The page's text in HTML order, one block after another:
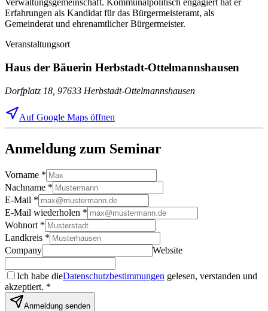
Verwaltungsgemeinschaft. Kommunalpolitisch engagiert hat er
Erfahrungen als Kandidat für das Bürgermeisteramt, als
Gemeinderat und ehrenamtlicher Bürgermeister.
Veranstaltungsort
Haus der Bäuerin Herbstadt-Ottelmannshausen
Dorfplatz 18, 97633 Herbstadt-Ottelmannshausen
Auf Google Maps öffnen
Anmeldung zum Seminar
Vorname *
Nachname *
E-Mail *
E-Mail wiederholen *
Wohnort *
Landkreis *
Company
Website
Ich habe dieDatenschutzbestimmungen gelesen, verstanden und
akzeptiert. *
Anmeldung senden